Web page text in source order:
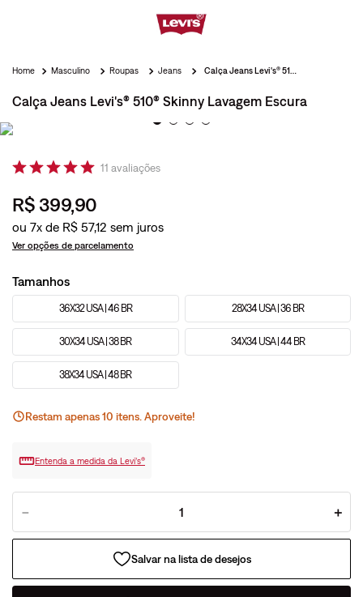
Masculino Roupas Jeans
Calça Jeans Levi's® 510® Skinny Lavagem Escura
11 avaliações
R$ 399,90
ou 7x de R$ 57,12
Ver opções de parcelamento
Tamanhos
36X32 USA | 46 BR 28X34 USA | 36 BR
30X34 USA | 38 BR 34X34 USA | 44 BR
38X34 USA | 48 BR
Restam apenas10 itens. Aproveite!
Entenda a medida da Levi’s®
＋
－